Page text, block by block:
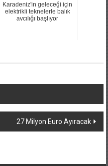
Karadeniz'in geleceği için
elektrikli teknelerle balık
avcılığı başlıyor
27 Milyon Euro Ayıracak